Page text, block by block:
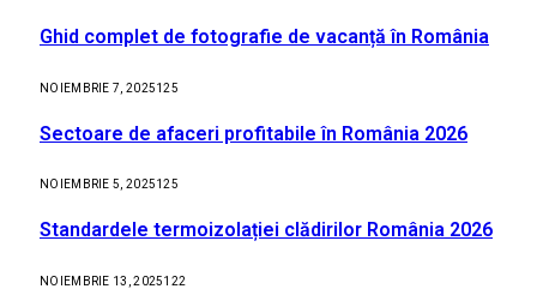
Ghid complet de fotografie de vacanță în România
NOIEMBRIE 7, 2025125
Sectoare de afaceri profitabile în România 2026
NOIEMBRIE 5, 2025125
Standardele termoizolației clădirilor România 2026
NOIEMBRIE 13, 2025122